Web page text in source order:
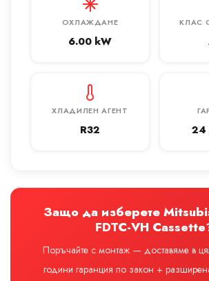
ОХЛАЖДАНЕ
6.00 kW
КЛАС
ХЛАДИЛЕН АГЕНТ
R32 24
Защо да изберете
FDTC-VH
Поръчайте с монтаж — доставяме в
години гаранция по закон +